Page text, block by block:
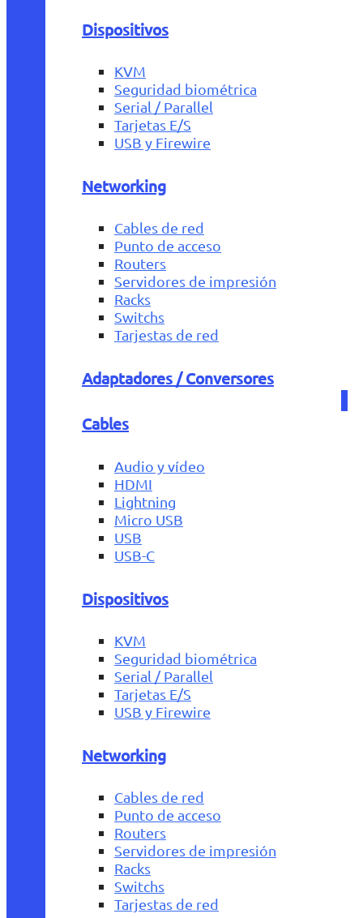
Dispositivos
KVM
Seguridad biométrica
Serial / Parallel
Tarjetas E/S
USB y Firewire
Networking
Cables de red
Punto de acceso
Routers
Servidores de impresión
Racks
Switchs
Tarjestas de red
Adaptadores / Conversores
Cables
Audio y vídeo
HDMI
Lightning
Micro USB
USB
USB-C
Dispositivos
KVM
Seguridad biométrica
Serial / Parallel
Tarjetas E/S
USB y Firewire
Networking
Cables de red
Punto de acceso
Routers
Servidores de impresión
Racks
Switchs
Tarjestas de red